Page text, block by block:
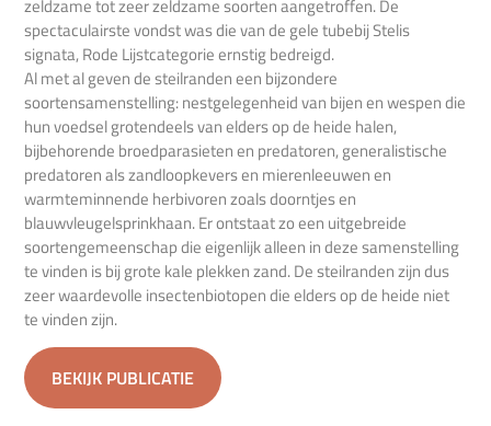
zeldzame tot zeer zeldzame soorten aangetroffen. De
spectaculairste vondst was die van de gele tubebij Stelis
signata, Rode Lijstcategorie ernstig bedreigd.
Al met al geven de steilranden een bijzondere
soortensamenstelling: nestgelegenheid van bijen en wespen die
hun voedsel grotendeels van elders op de heide halen,
bijbehorende broedparasieten en predatoren, generalistische
predatoren als zandloopkevers en mierenleeuwen en
warmteminnende herbivoren zoals doorntjes en
blauwvleugelsprinkhaan. Er ontstaat zo een uitgebreide
soortengemeenschap die eigenlijk alleen in deze samenstelling
te vinden is bij grote kale plekken zand. De steilranden zijn dus
zeer waardevolle insectenbiotopen die elders op de heide niet
te vinden zijn.
BEKIJK PUBLICATIE